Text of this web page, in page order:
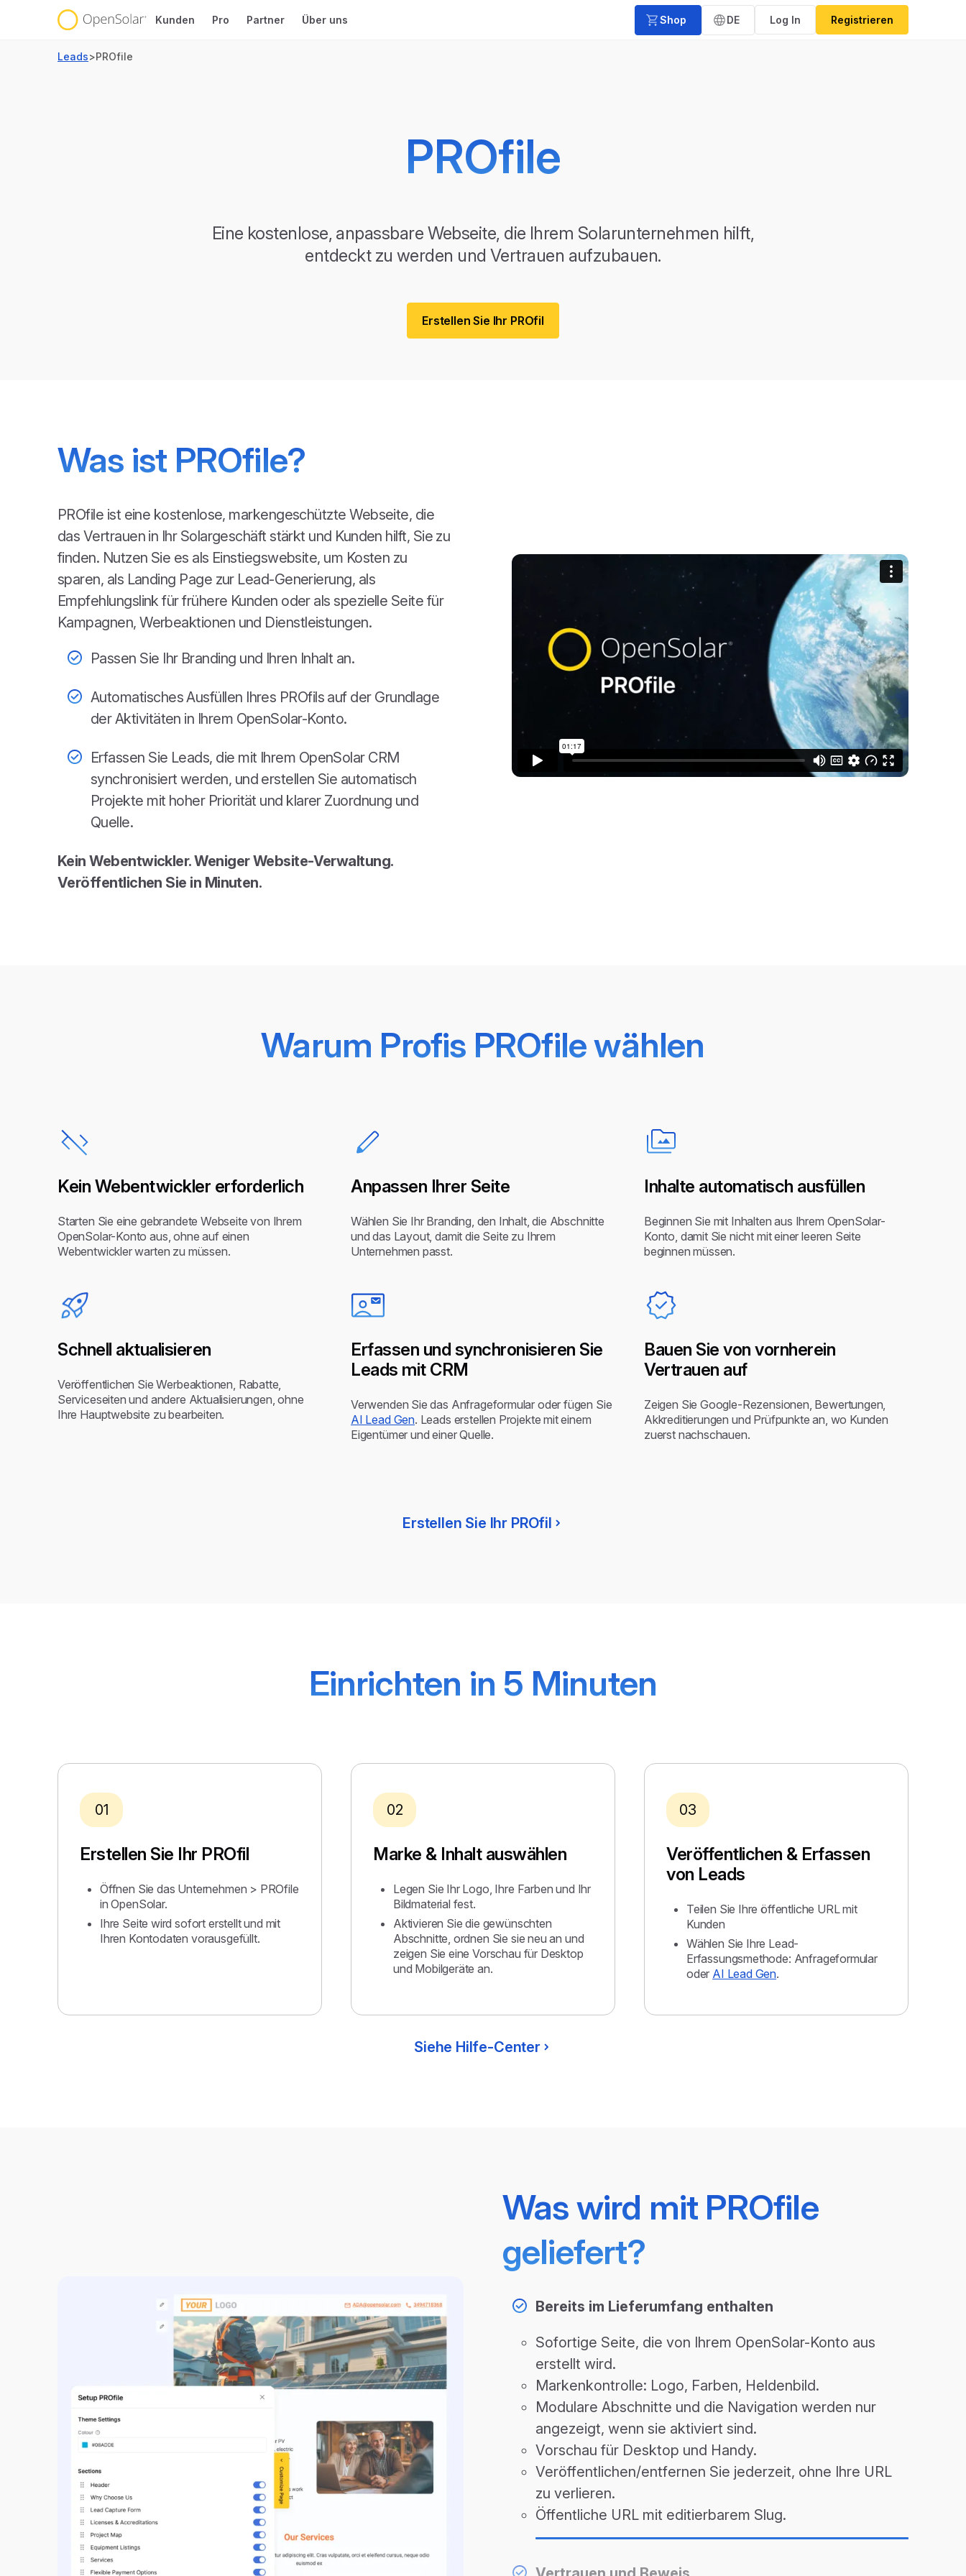
Kunden Pro Partner Über uns Shop DE Log In Registrieren
PROfile
Eine kostenlose, anpassbare Webseite, die Ihrem Solarunternehmen hilft,
entdeckt zu werden und Vertrauen aufzubauen.
Erstellen Sie Ihr PROfil
Leads>PROfile
Was ist PROfile?
PROfile ist eine kostenlose, markengeschützte Webseite, die
das Vertrauen in Ihr Solargeschäft stärkt und Kunden hilft, Sie zu
finden. Nutzen Sie es als Einstiegswebsite, um Kosten zu
sparen, als Landing Page zur Lead-Generierung, als
Empfehlungslink für frühere Kunden oder als spezielle Seite für
Kampagnen, Werbeaktionen und Dienstleistungen.
Passen Sie Ihr Branding und Ihren Inhalt an.
Automatisches Ausfüllen Ihres PROfils auf der Grundlage
der Aktivitäten in Ihrem OpenSolar-Konto.
Erfassen Sie Leads, die mit Ihrem OpenSolar CRM
synchronisiert werden, und erstellen Sie automatisch
Projekte mit hoher Priorität und klarer Zuordnung und
Quelle.
Kein Webentwickler. Weniger Website-Verwaltung.
Veröffentlichen Sie in Minuten.
Warum Profis PROfile wählen
Kein Webentwickler erforderlich
Starten Sie eine gebrandete Webseite von Ihrem
OpenSolar-Konto aus, ohne auf einen
Webentwickler warten zu müssen.
Anpassen Ihrer Seite
Wählen Sie Ihr Branding, den Inhalt, die Abschnitte
und das Layout, damit die Seite zu Ihrem
Unternehmen passt.
Inhalte automatisch ausfüllen
Beginnen Sie mit Inhalten aus Ihrem OpenSolar-
Konto, damit Sie nicht mit einer leeren Seite
beginnen müssen.
Schnell aktualisieren
Veröffentlichen Sie Werbeaktionen, Rabatte,
Serviceseiten und andere Aktualisierungen, ohne
Ihre Hauptwebsite zu bearbeiten.
Erfassen und synchronisieren Sie
Leads mit CRM
Verwenden Sie das Anfrageformular oder fügen Sie
AI Lead Gen. Leads erstellen Projekte mit einem
Eigentümer und einer Quelle.
Bauen Sie von vornherein
Vertrauen auf
Zeigen Sie Google-Rezensionen, Bewertungen,
Akkreditierungen und Prüfpunkte an, wo Kunden
zuerst nachschauen.
Erstellen Sie Ihr PROfil
Einrichten in 5 Minuten
01
Erstellen Sie Ihr PROfil
Öffnen Sie das Unternehmen > PROfile
in OpenSolar.
Ihre Seite wird sofort erstellt und mit
Ihren Kontodaten vorausgefüllt.
02
Marke & Inhalt auswählen
Legen Sie Ihr Logo, Ihre Farben und Ihr
Bildmaterial fest.
Aktivieren Sie die gewünschten
Abschnitte, ordnen Sie sie neu an und
zeigen Sie eine Vorschau für Desktop
und Mobilgeräte an.
03
Veröffentlichen & Erfassen
von Leads
Teilen Sie Ihre öffentliche URL mit
Kunden
Wählen Sie Ihre Lead-
Erfassungsmethode: Anfrageformular
oder AI Lead Gen.
Siehe Hilfe-Center
Was wird mit PROfile
geliefert?
Bereits im Lieferumfang enthalten
Sofortige Seite, die von Ihrem OpenSolar-Konto aus
erstellt wird.
Markenkontrolle: Logo, Farben, Heldenbild.
Modulare Abschnitte und die Navigation werden nur
angezeigt, wenn sie aktiviert sind.
Vorschau für Desktop und Handy.
Veröffentlichen/entfernen Sie jederzeit, ohne Ihre URL
zu verlieren.
Öffentliche URL mit editierbarem Slug.